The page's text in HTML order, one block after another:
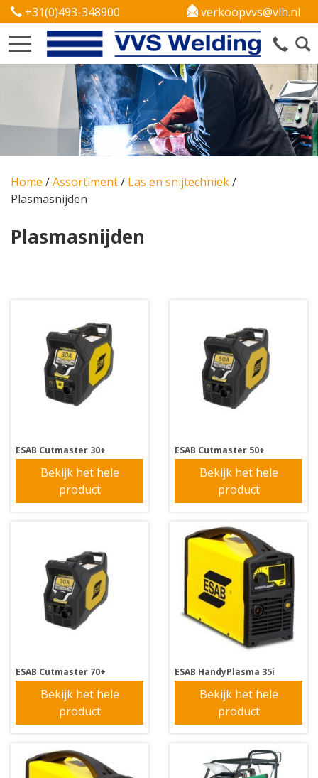
+31(0)493-348900 verkoopvvs@vlh.nl
Home /Assortiment/ Las en snijtechniek/
Plasmasnijden
Plasmasnijden
ESAB Cutmaster 30+
Bekijk het hele
product
ESAB Cutmaster 50+
Bekijk het hele
product
ESAB Cutmaster 70+
Bekijk het hele
product
ESAB HandyPlasma 35i
Bekijk het hele
product